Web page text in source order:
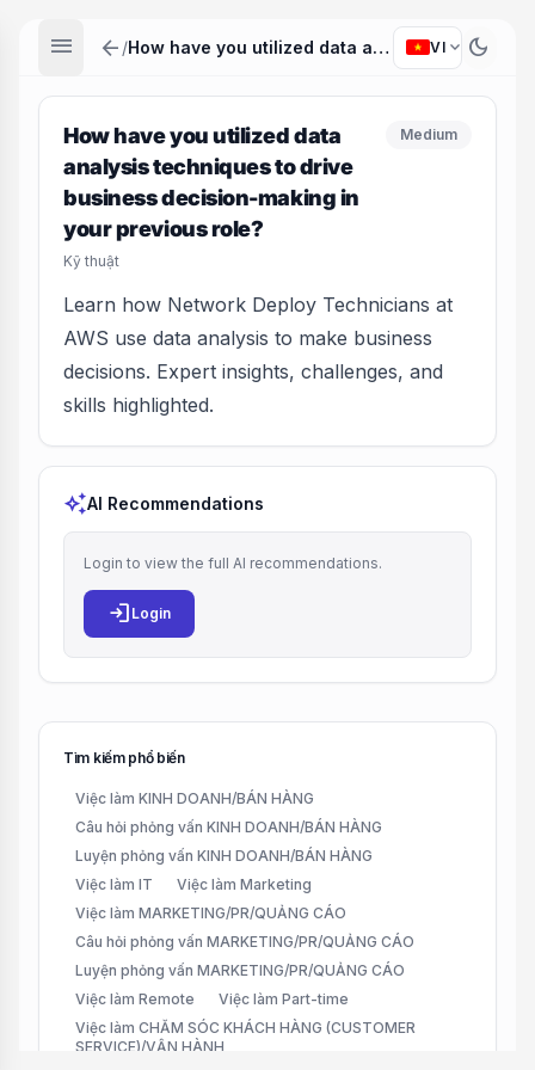
menu arrow_back / How have you utilized data analysis techniques to drive business decision-making in your previous role? VI expand_more dark_mode
How have you utilized data
analysis techniques to drive
business decision-making in
your previous role?
Kỹ thuật
Medium
Learn how Network Deploy Technicians at
AWS use data analysis to make business
decisions. Expert insights, challenges, and
skills highlighted.
auto_awesomeAI Recommendations
Login to view the full AI recommendations.
login Login
Tìm kiếm phổ biến
Việc làm KINH DOANH/BÁN HÀNG
Câu hỏi phỏng vấn KINH DOANH/BÁN HÀNG
Luyện phỏng vấn KINH DOANH/BÁN HÀNG
Việc làm IT
Việc làm Marketing
Việc làm MARKETING/PR/QUẢNG CÁO
Câu hỏi phỏng vấn MARKETING/PR/QUẢNG CÁO
Luyện phỏng vấn MARKETING/PR/QUẢNG CÁO
Việc làm Remote
Việc làm Part-time
Việc làm CHĂM SÓC KHÁCH HÀNG (CUSTOMER
SERVICE)/VẬN HÀNH